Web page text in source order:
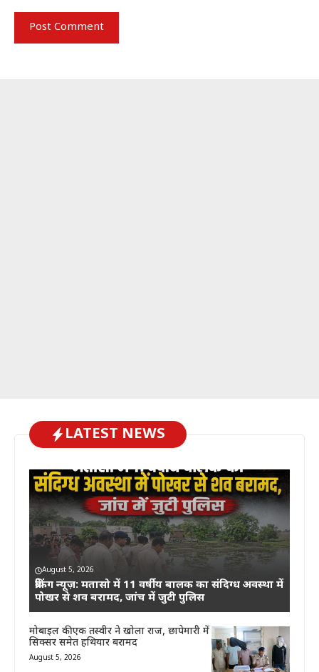
LATEST NEWS
August 5, 2026
ब्रेकिंग न्यूज़: मतासो में 11 वर्षीय बालक का संदिग्ध अवस्था में
पोखर से शव बरामद, जांच में जुटी पुलिस
मोबाइल की एक तस्वीर ने खोला राज, छापेमारी में
सिक्सर समेत हथियार बरामद
August 5, 2026